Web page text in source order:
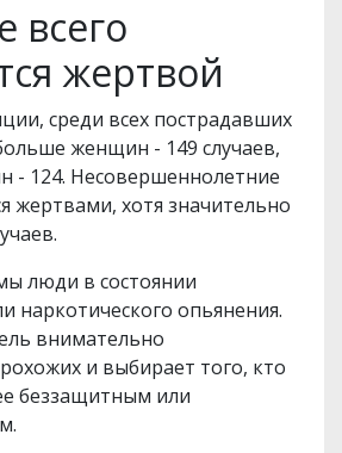
всего
жертвой
среди всех пострадавших
женщин - 149 случаев,
- 124. Несовершеннолетние
жертвами, хотя значительно
люди в состоянии
наркотического опьянения.
внимательно
и выбирает того, кто
беззащитным или